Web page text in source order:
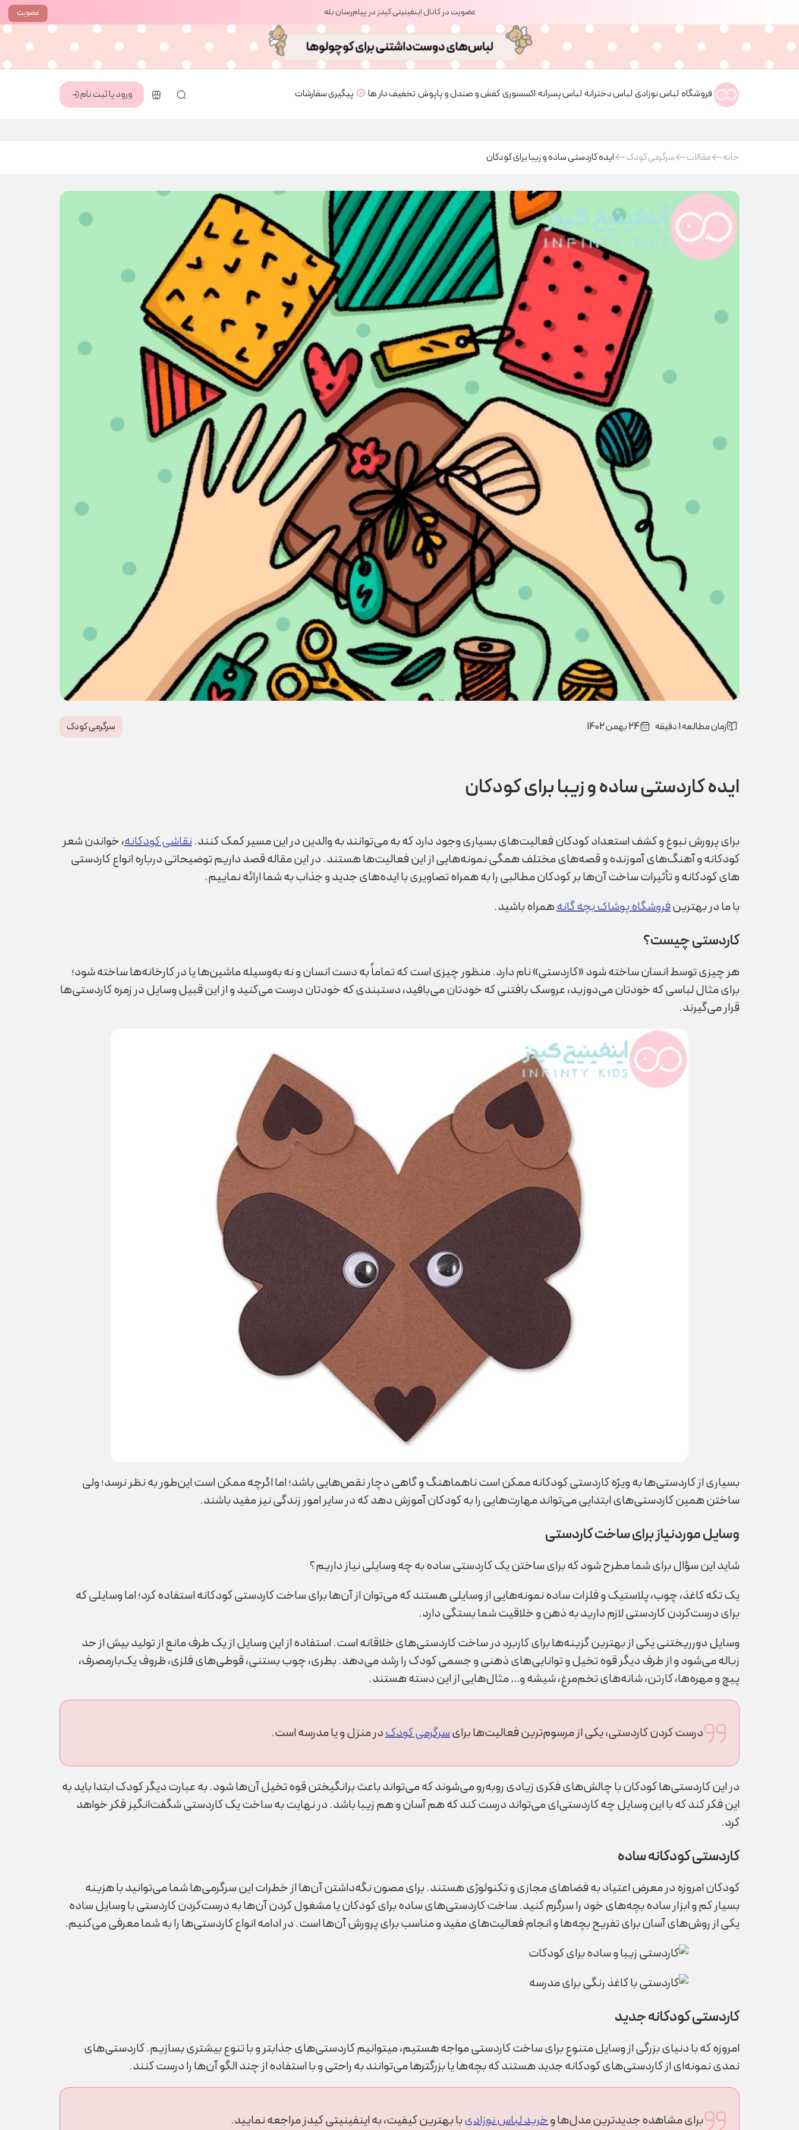
عضویت عضویت در کانال اینفینیتی کیدز در پیام‌رسان بله
فروشگاه لباس نوزادی لباس دخترانه لباس پسرانه اکسسوریکفش و صندل و پاپوش تخفیف دار ها پیگیری سفارشات ورود یا ثبت نام
خانه مقالات سرگرمی کودک ایده کاردستی ساده و زیبا برای کودکان
زمان مطالعه 1 دقیقه 24 بهمن 1402 سرگرمی کودک
ایده کاردستی ساده و زیبا برای کودکان
برای پرورش نبوغ و کشف استعداد کودکان فعالیت‌­های بسیاری وجود دارد که به می­‌توانند به والدین در این مسیر کمک کنند.نقاشی کودکانه، خواندن شعر
کودکانه و آهنگ‌­های آموزنده و قصه‌های مختلف همگی نمونه­‌هایی از این فعالیت­‌ها هستند. در این مقاله قصد داریم توضیحاتی درباره انواع کاردستی­‌
های کودکانه و تأثیرات ساخت آن­‌ها بر کودکان مطالبی را به همراه تصاویری با ایده‌های جدید و جذاب به شما ارائه نماییم.
با ما در بهترینفروشگاه پوشاک بچه گانههمراه باشید.
کاردستی چیست؟
هر چیزی توسط انسان ساخته شود «کاردستی» نام دارد. منظور چیزی است که تماماً به دست انسان و نه به‌وسیله ماشین‌ها یا در کارخانه‌ها ساخته شود؛
برای مثال لباسی که خودتان می‌دوزید، عروسک بافتنی که خودتان ‌می‌بافید، دستبندی که خودتان درست می‌کنید و از این‌ قبیل وسایل در زمره کاردستی‌ها
قرار می‌گیرند.
بسیاری از کاردستی‌ها به ویژه کاردستی کودکانه ممکن است ناهماهنگ و گاهی دچار نقص‌هایی باشد؛ اما اگرچه ممکن است این‌طور به نظر نرسد؛ ولی
ساختن همین کاردستی‌های ابتدایی می‌تواند مهارت‌هایی را به کودکان آموزش دهد که در سایر امور زندگی نیز مفید باشند.
وسایل موردنیاز برای ساخت کاردستی
شاید این سؤال برای شما مطرح شود که برای ساختن یک کاردستی ساده به چه وسایلی نیاز داریم؟
یک تکه کاغذ، چوب، پلاستیک و فلزات ساده نمونه‌هایی از وسایلی هستند که می‌توان از آن‌ها برای ساخت کاردستی کودکانه استفاده کرد؛ اما وسایلی که
برای درست‌کردن کاردستی لازم دارید به ذهن و خلاقیت شما بستگی دارد.
وسایل دورریختنی یکی از بهترین گزینه‌ها برای کاربرد در ساخت کاردستی‌های خلاقانه است. استفاده از این وسایل از یک‌ طرف مانع از تولید بیش از حد
زباله می‌شود و از طرف دیگر قوه تخیل و توانایی‌های ذهنی و جسمی کودک را رشد می‌دهد. بطری‌، چوب بستنی، قوطی‌های فلزی، ظروف یک‌بارمصرف،
پیچ و مهره‌ها، کارتن، شانه‌های تخم‌مرغ، شیشه و… مثال‌هایی از این دسته هستند.
درست کردن کاردستی، یکی از مرسوم‌ترین فعالیت‌ها برایسرگرمی کودکدر منزل و یا مدرسه است.
در این کاردستی‌ها کودکان با چالش‌های فکری زیادی روبه‌رو می‌شوند که می‌تواند باعث برانگیختن قوه تخیل آن‌ها شود‌. به عبارت دیگر کودک ابتدا باید به
این فکر کند که با این وسایل چه کاردستی‌ای می‌تواند درست کند که هم آسان و هم زیبا باشد. در نهایت به ساخت یک کاردستی شگفت‌انگیز فکر خواهد‌
کرد.
کاردستی کودکانه ساده
کودکان امروزه در معرض اعتیاد به فضاهای مجازی و تکنولوژی­ هستند. برای مصون نگه‌داشتن آن­‌ها از خطرات این سرگرمی‌ها شما می­‌توانید با هزینه
بسیار کم و ابزار ساده بچه­‌های خود را سرگرم کنید. ساخت کاردستی‌­های ساده برای کودکان یا مشغول کردن آن‌­ها به درست‌کردن کاردستی با وسایل ساده
یکی از روش‌­های آسان برای تفریح بچه­‌ها و انجام فعالیت‌­های مفید و مناسب برای پرورش آن­‌ها است. در ادامه انواع کاردستی‌ها را به شما معرفی می‌کنیم.
کاردستی کودکانه جدید
امروزه که با دنیای بزرگی از وسایل متنوع برای ساخت کاردستی مواجه هستیم، می­توانیم کاردستی‌­های جذاب­تر و با تنوع بیشتری بسازیم. کاردستی­‌های
نمدی نمونه‌­ای از کاردستی­‌های کودکانه جدید هستند که بچه­‌ها یا بزرگ­ترها می­‌توانند به راحتی و با استفاده از چند الگو آن­‌ها را درست کنند.
برای مشاهده جدیدترین مدل‌ها وخرید لباس نوزادیبا بهترین کیفیت، به اینفینیتی کیدز مراجعه نمایید.